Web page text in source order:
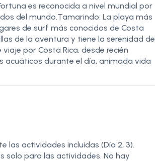
es reconocida a nivel mundial por
del mundo.Tamarindo: La playa más
de surf más conocidos de Costa
de la aventura y tiene la serenidad de
por Costa Rica, desde recién
acuáticos durante el día, animada vida
las actividades incluidas (Día 2, 3).
solo para las actividades. No hay